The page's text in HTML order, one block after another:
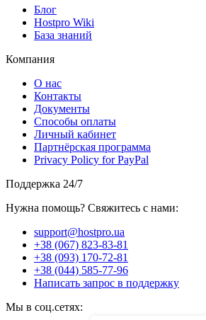
Блог
Hostpro Wiki
База знаний
Компания
О нас
Контакты
Документы
Способы оплаты
Личный кабинет
Партнёрская программа
Privacy Policy for PayPal
Поддержка 24/7
Нужна помощь? Свяжитесь с нами:
support@hostpro.ua
+38 (067) 823-83-81
+38 (093) 170-72-81
+38 (044) 585-77-96
Написать запрос в поддержку
Мы в соц.сетях: